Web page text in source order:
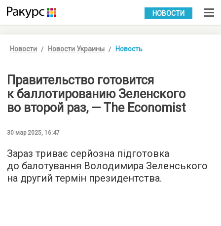
УКР РУС
НОВОСТИ
Новости Новости Украины Новость
Правительство готовится
к баллотированию Зеленского
во второй раз, — The Economist
30 мар 2025, 16:47
Зараз триває серйозна підготовка
до балотування Володимира Зеленського
на другий термін президентства.